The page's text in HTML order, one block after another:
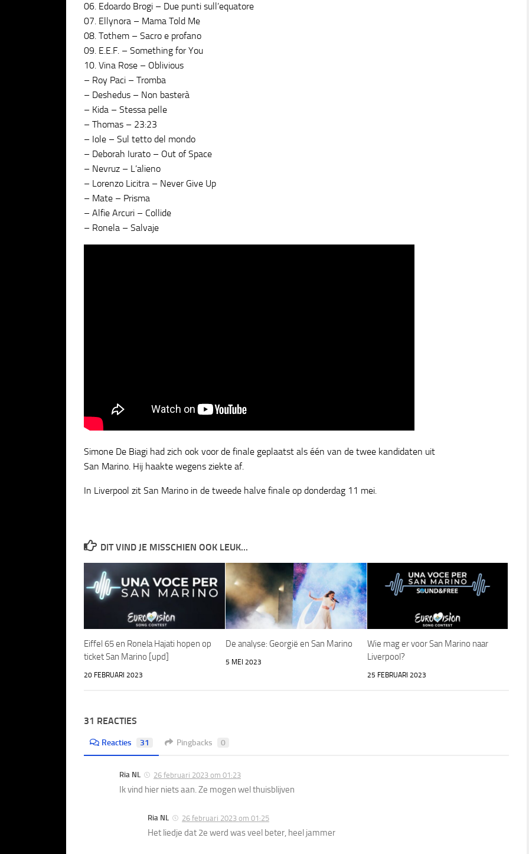
06. Edoardo Brogi – Due punti sull’equatore
07. Ellynora – Mama Told Me
08. Tothem – Sacro e profano
09. E.E.F. – Something for You
10. Vina Rose – Oblivious
– Roy Paci – Tromba
– Deshedus – Non basterà
– Kida – Stessa pelle
– Thomas – 23:23
– Iole – Sul tetto del mondo
– Deborah Iurato – Out of Space
– Nevruz – L’alieno
– Lorenzo Licitra – Never Give Up
– Mate – Prisma
– Alfie Arcuri – Collide
– Ronela – Salvaje
Simone De Biagi had zich ook voor de finale geplaatst als één van de twee kandidaten uit
San Marino. Hij haakte wegens ziekte af.
In Liverpool zit San Marino in de tweede halve finale op donderdag 11 mei.
DIT VIND JE MISSCHIEN OOK LEUK...
Eiffel 65 en Ronela Hajati hopen op
ticket San Marino [upd]
20 FEBRUARI 2023
De analyse: Georgië en San Marino
5 MEI 2023
Wie mag er voor San Marino naar
Liverpool?
25 FEBRUARI 2023
31 REACTIES
Reacties 31 Pingbacks 0
Ria NL 26 februari 2023 om 01:23
Ik vind hier niets aan. Ze mogen wel thuisblijven
Ria NL 26 februari 2023 om 01:25
Het liedje dat 2e werd was veel beter, heel jammer